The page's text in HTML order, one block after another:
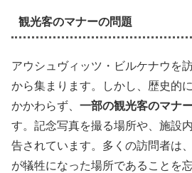
観光客のマナーの問題
アウシュヴィッツ・ビルケナウを
から集まります。しかし、歴史的
かかわらず、 一部の観光客のマナ
す。記念写真を撮る場所や、施設
告されています。多くの訪問者は
が犠牲になった場所であることを